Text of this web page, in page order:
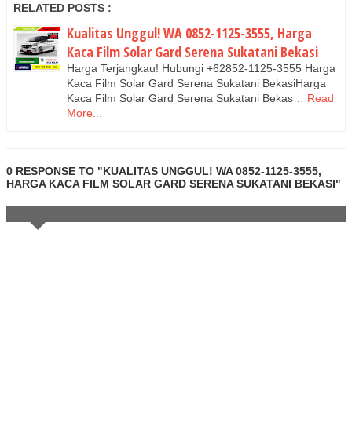
RELATED POSTS :
Kualitas Unggul! WA 0852-1125-3555, Harga
Kaca Film Solar Gard Serena Sukatani Bekasi
Harga Terjangkau! Hubungi +62852-1125-3555 Harga
Kaca Film Solar Gard Serena Sukatani BekasiHarga
Kaca Film Solar Gard Serena Sukatani Bekas…
Read
More...
0 RESPONSE TO "KUALITAS UNGGUL! WA 0852-1125-3555,
HARGA KACA FILM SOLAR GARD SERENA SUKATANI BEKASI"